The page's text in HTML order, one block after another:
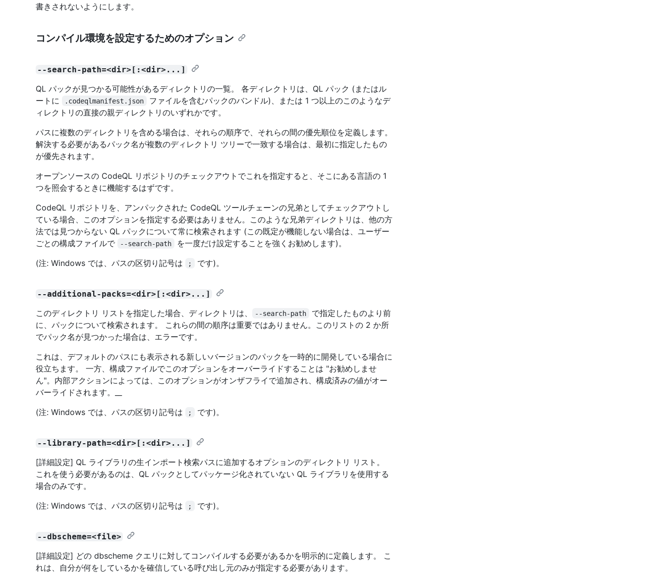
書きされないようにします。
コンパイル環境を設定するためのオプション
--search-path=<dir>[:<dir>...]
QL パックが見つかる可能性があるディレクトリの一覧。 各ディレクトリは、QL パック (またはル
ートに
.codeqlmanifest.json
ファイルを含むパックのバンドル)、または 1 つ以上のこのようなデ
ィレクトリの直接の親ディレクトリのいずれかです。
パスに複数のディレクトリを含める場合は、それらの順序で、それらの間の優先順位を定義します。
解決する必要があるパック名が複数のディレクトリ ツリーで一致する場合は、最初に指定したもの
が優先されます。
オープンソースの CodeQL リポジトリのチェックアウトでこれを指定すると、そこにある言語の 1
つを照会するときに機能するはずです。
CodeQL リポジトリを、アンパックされた CodeQL ツールチェーンの兄弟としてチェックアウトし
ている場合、このオプションを指定する必要はありません。このような兄弟ディレクトリは、他の方
法では見つからない QL パックについて常に検索されます (この既定が機能しない場合は、ユーザー
ごとの構成ファイルで
--search-path
を一度だけ設定することを強くお勧めします)。
(注: Windows では、パスの区切り記号は
; です)。
--additional-packs=<dir>[:<dir>...]
このディレクトリ リストを指定した場合、ディレクトリは、 --search-path
で指定したものより前
に、パックについて検索されます。 これらの間の順序は重要ではありません。このリストの 2 か所
でパック名が見つかった場合は、エラーです。
これは、デフォルトのパスにも表示される新しいバージョンのパックを一時的に開発している場合に
役立ちます。 一方、構成ファイルでこのオプションをオーバーライドすることは "お勧めしませ
ん"。内部アクションによっては、このオプションがオンザフライで追加され、構成済みの値がオー
バーライドされます。__
(注: Windows では、パスの区切り記号は
; です)。
--library-path=<dir>[:<dir>...]
[詳細設定] QL ライブラリの生インポート検索パスに追加するオプションのディレクトリ リスト。
これを使う必要があるのは、QL パックとしてパッケージ化されていない QL ライブラリを使用する
場合のみです。
(注: Windows では、パスの区切り記号は
; です)。
--dbscheme=<file>
[詳細設定] どの dbscheme クエリに対してコンパイルする必要があるかを明示的に定義します。 こ
れは、自分が何をしているかを確信している呼び出し元のみが指定する必要があります。